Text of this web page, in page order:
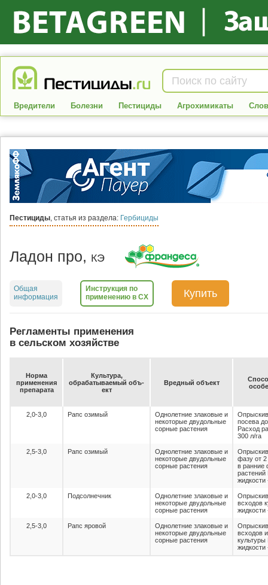
Вредители Болезни Пестициды Агрохимикаты
Пестициды, статья из раздела: Гербициды
Ладон про, КЭ
Общая
информация
Инструкция по
применению в СХ
Купить
Регламенты применения
в сельском хозяйстве
Нор­ма
при­ме­не­ния
пре­па­ра­та
Куль­ту­ра,
об­ра­ба­ты­ва­емый объ­
ект
Вред­ный объ­ект
2,0-3,0 Рапс озимый
Однолетние злаковые и
некоторые двудольные
сорные растения
посева
Расход
300 л/га
2,5-3,0 Рапс озимый
Однолетние злаковые и
некоторые двудольные
сорные растения
фазу от 2
в ранние
растений
жидкости
2,0-3,0 Подсолнечник
Однолетние злаковые и
некоторые двудольные
сорные растения
всходов
жидкости
2,5-3,0 Рапс яровой
Однолетние злаковые и
некоторые двудольные
сорные растения
всходов
культуры
жидкости